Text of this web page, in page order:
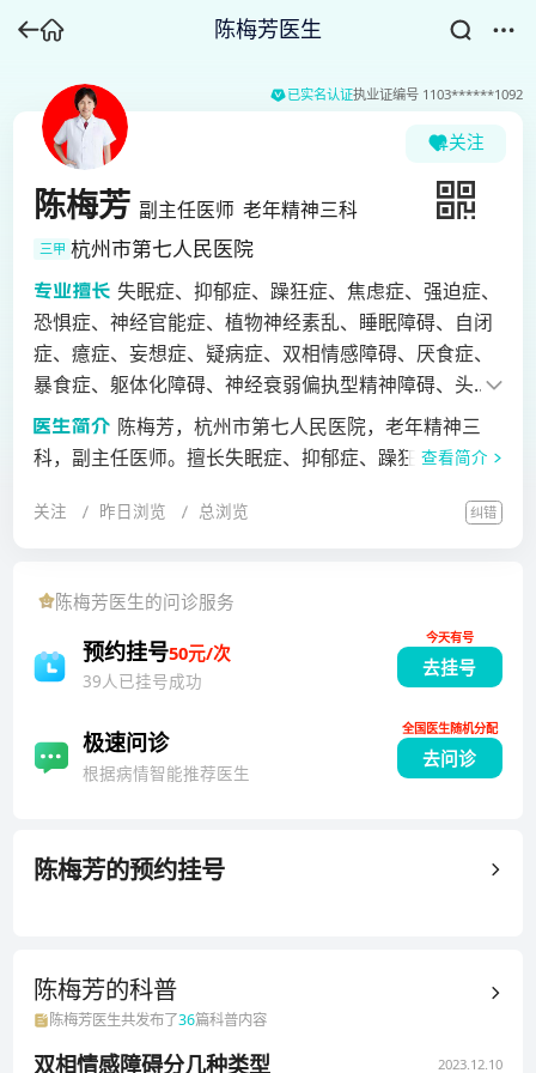
陈梅芳医生
已实名认证执业证编号 1103******1092
关注
陈梅芳 副主任医师 老年精神三科
三甲 杭州市第七人民医院
失眠症、抑郁症、躁狂症、焦虑症、强迫症、
恐惧症、神经官能症、植物神经素乱、睡眠障碍、自闭
症、癔症、妄想症、疑病症、双相情感障碍、厌食症、
暴食症、躯体化障碍、神经衰弱偏执型精神障碍、头晕
头痛、心脏神经官能症、青少年学习困难、网络成瘾、
高考解压、儿童情感障碍、多动症、抽动障碍、叛逆、
育迟滞伴发精神障碍等精神心理疾病的诊疗及疑难疾病
陈梅芳，杭州市第七人民医院，老年精神三
科，副主任医师。擅长失眠症、抑郁症、躁狂症、焦虑
眠障碍、自闭症、癔症、妄想症、疑病症、双相情感障
难、网络成瘾、高考解压、儿童情感障碍、多动症、抽
动障碍、叛逆、适应障碍、应激障碍、精神分裂症、情
绪障碍、精神发育迟滞伴发精神障碍等精神心理疾病的
年，临床经验丰富，对疾病治疗见解独到。在临床工作
之余陈主任作为杭州师范大学医学院的兼职副教授，在
倾听与心灵抚慰，洞察每位患者的情绪世界，提供个性
医学院附属精神卫生中心(杭州市第七人民医院)科主
任、学科带头人、杭州师范大学医学院兼职副教授、浙
江省心理咨询师职业鉴定评审专家、浙江省司法鉴定协
查看简介
关注 昨日浏览 总浏览 纠错
陈梅芳医生的问诊服务
预约挂号50元/次
39人已挂号成功
去挂号
今天有号
极速问诊
根据病情智能推荐医生
去问诊
全国医生随机分配
陈梅芳的预约挂号
陈梅芳的科普
陈梅芳医生共发布了36篇科普内容
双相情感障碍分几种类型 2023.12.10